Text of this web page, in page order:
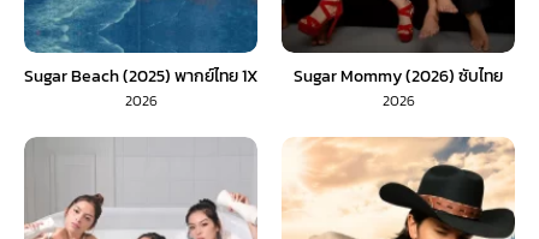
Sugar Beach (2025) พากย์ไทย 1X
2026
Sugar Mommy (2026) ซับไทย
2026